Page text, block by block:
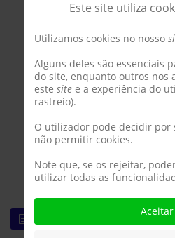
Este site utiliza
Utilizamos cookies no nosso
Alguns deles são essenciais
do site, enquanto outros nos
este site e a experiência do
rastreio).
O utilizador pode decidir por
não permitir cookies.
Note que, se os rejeitar,
utilizar todas as
Aceitar